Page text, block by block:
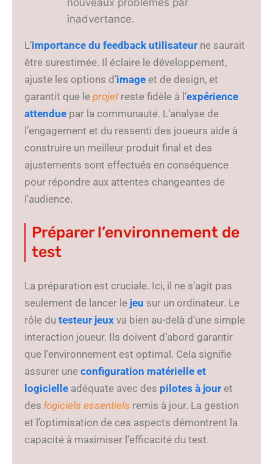
nouveaux problèmes par
inadvertance.
L’importance du feedback utilisateur ne saurait
être surestimée. Il éclaire le développement,
ajuste les options d’image et de design, et
garantit que le projetreste fidèle à l’expérience
attendue par la communauté. L’analyse de
l’engagement et du ressenti des joueurs aide à
construire un meilleur produit final et des
ajustements sont effectués en conséquence
pour répondre aux attentes changeantes de
l’audience.
Préparer l’environnement de
test
La préparation est cruciale. Ici, il ne s’agit pas
seulement de lancer le jeu sur un ordinateur. Le
rôle du testeur jeux va bien au-delà d’une simple
interaction joueur. Ils doivent d’abord garantir
que l’environnement est optimal. Cela signifie
assurer une configuration matérielle et
logicielle adéquate avec des pilotes à jour et
des logiciels essentiels remis à jour. La gestion
et l’optimisation de ces aspects démontrent la
capacité à maximiser l’efficacité du test.